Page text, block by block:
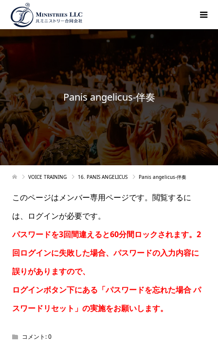
Panis angelicus-伴奏
VOICE TRAINING 16. PANIS ANGELICUS Panis angelicus-伴奏
このページはメンバー専用ページです。閲覧するに
は、ログインが必要です。
パスワードを3回間違えると60分間ロックされます。2
回ログインに失敗した場合、パスワードの入力内容に
誤りがありますので、
ログインボタン下にある「パスワードを忘れた場合パ
スワードリセット 」の実施をお願いします。
コメント:0